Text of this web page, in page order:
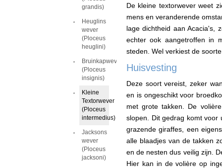
grandis)
Heuglins
wever
(Ploceus
heuglini)
Bruinkapwever
(Ploceus
insignis)
Kleine
Textorwever
(Ploceus
intermedius)
Jacksons
wever
(Ploceus
jacksoni)
De kleine textorwever weet
mens en veranderende
lage dichtheid aan Acacia's,
echter ook aangetroffen in
steden. Wel verkiest de
Huisvesting
Deze soort vereist, zeker
en is ongeschikt voor
met grote takken. De
slopen. Dit gedrag komt voor
grazende giraffes, een
alle blaadjes van de takken
en de nesten dus veilig zijn.
Hier kan in de volière op